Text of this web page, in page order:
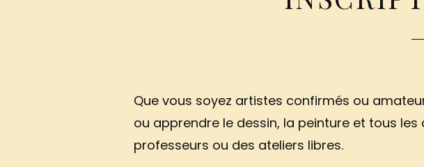
Que vous soyez artistes confirmés ou
ou apprendre le dessin, la peinture et tous
professeurs ou des ateliers libres.